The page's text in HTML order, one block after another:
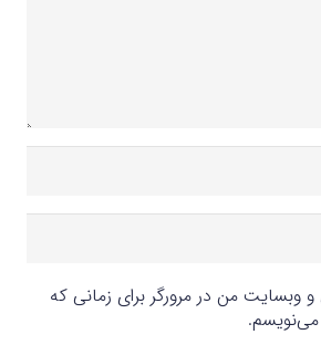
و وبسایت من در مرورگر برای زمانی که
می‌نویسم.